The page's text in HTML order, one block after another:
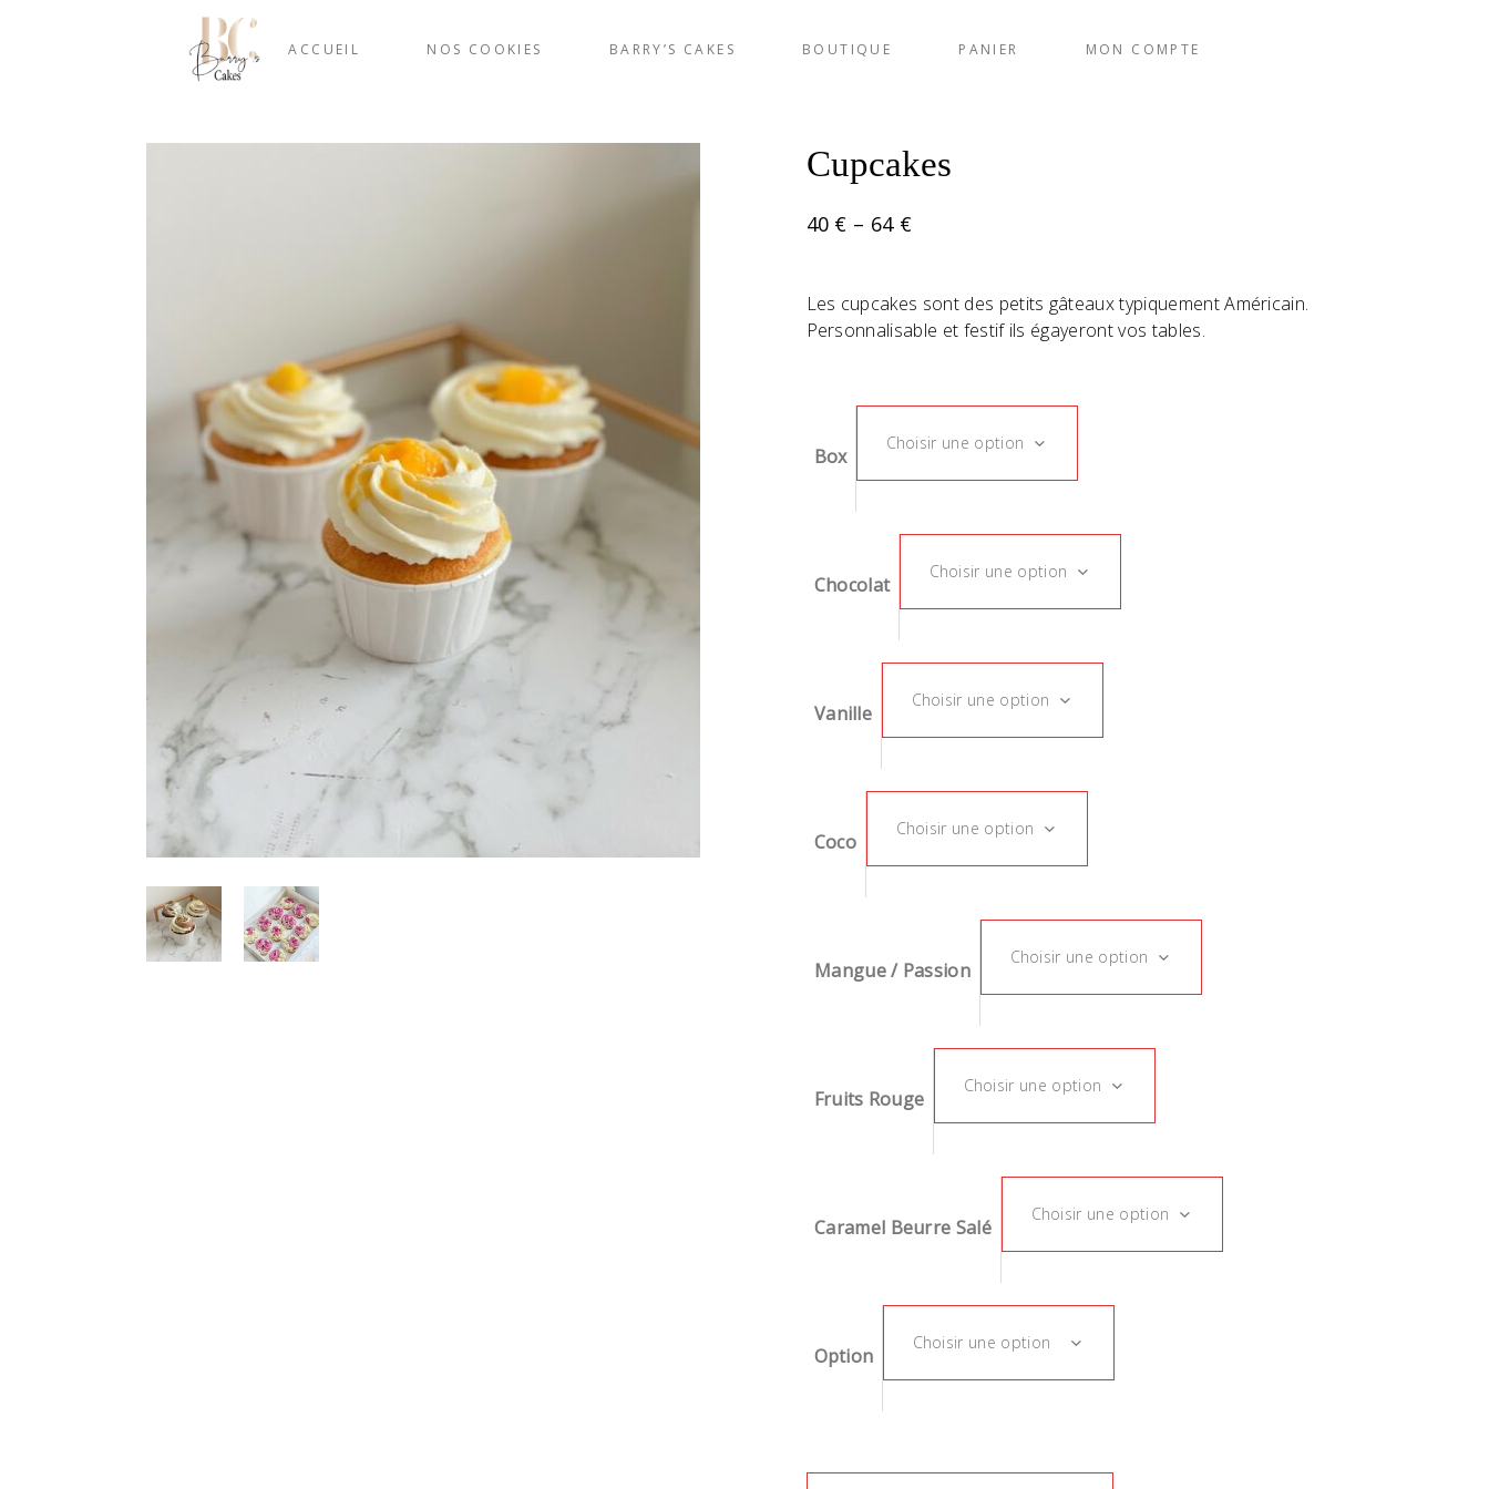
ACCUEIL NOS COOKIES BARRY’S CAKES BOUTIQUE PANIER MON COMPTE
Cupcakes
40 € – 64 €
Les cupcakes sont des petits gâteaux typiquement Américain.
Personnalisable et festif ils égayeront vos tables.
Box
Choisir une option
Chocolat
Choisir une option
Vanille
Choisir une option
Coco
Choisir une option
Mangue / Passion
Choisir une option
Fruits Rouge
Choisir une option
Caramel Beurre Salé
Choisir une option
Option
Choisir une option